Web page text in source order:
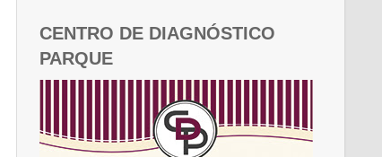
CENTRO DE DIAGNÓSTICO
PARQUE